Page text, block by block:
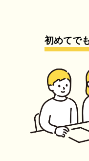
初めてで